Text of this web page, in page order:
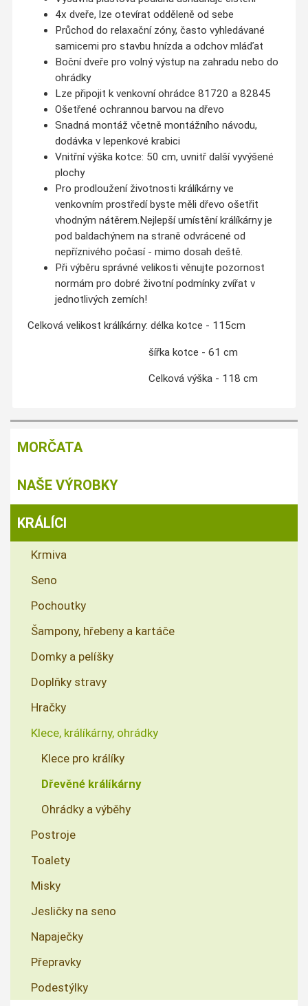
4x dveře, lze otevírat odděleně od sebe
Průchod do relaxační zóny, často vyhledávané
samicemi pro stavbu hnízda a odchov mláďat
Boční dveře pro volný výstup na zahradu nebo do
ohrádky
Lze připojit k venkovní ohrádce 81720 a 82845
Ošetřené ochrannou barvou na dřevo
Snadná montáž včetně montážního návodu,
dodávka v lepenkové krabici
Vnitřní výška kotce: 50 cm, uvnitř další vyvýšené
plochy
Pro prodloužení životnosti králíkárny ve
venkovním prostředí byste měli dřevo ošetřit
vhodným nátěrem.Nejlepší umístění králíkárny je
pod baldachýnem na straně odvrácené od
nepříznivého počasí - mimo dosah deště.
Při výběru správné velikosti věnujte pozornost
normám pro dobré životní podmínky zvířat v
jednotlivých zemích!
Celková velikost králíkárny: délka kotce - 115cm
šířka kotce - 61 cm
Celková výška - 118 cm
MORČATA
NAŠE VÝROBKY
KRÁLÍCI
Krmiva
Seno
Pochoutky
Šampony, hřebeny a kartáče
Domky a pelíšky
Doplňky stravy
Hračky
Klece, králíkárny, ohrádky
Klece pro králíky
Dřevěné králíkárny
Ohrádky a výběhy
Postroje
Toalety
Misky
Jesličky na seno
Napaječky
Přepravky
Podestýlky